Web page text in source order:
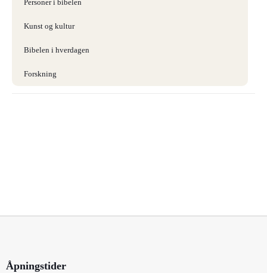
Personer i bibelen
Kunst og kultur
Bibelen i hverdagen
Forskning
Åpningstider